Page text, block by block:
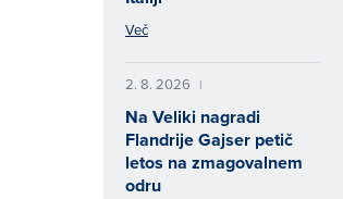
Več
2. 8. 2026 |
Na Veliki nagradi
Flandrije Gajser petič
letos na zmagovalnem
odru